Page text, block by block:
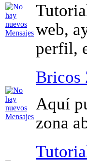
web,
perfil,
Bricos
Aquí
zona